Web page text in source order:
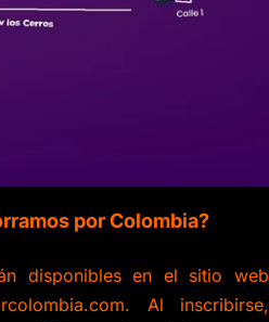
por Colombia?
disponibles en el sitio web
Al inscribirse,